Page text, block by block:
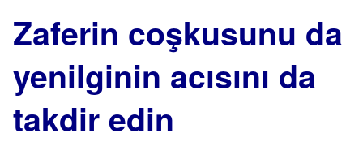
Zaferin coşkusunu da
yenilginin acısını da
takdir edin